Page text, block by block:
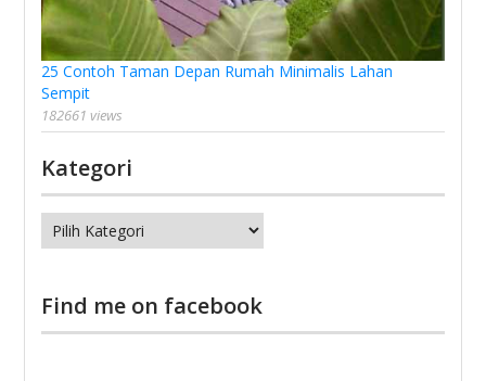
25 Contoh Taman Depan Rumah Minimalis Lahan
Sempit
182661 views
Kategori
Kategori
Find me on facebook